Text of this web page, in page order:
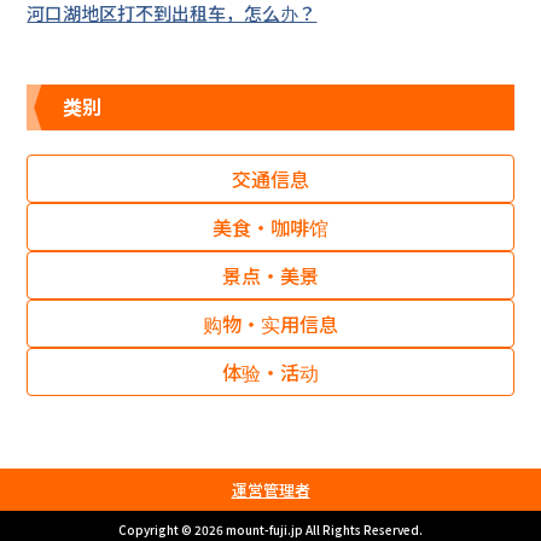
河口湖地区打不到出租车，怎么办？
类别
交通信息
美食・咖啡馆
景点・美景
购物・实用信息
体验・活动
運営管理者
Copyright © 2026 mount-fuji.jp All Rights Reserved.